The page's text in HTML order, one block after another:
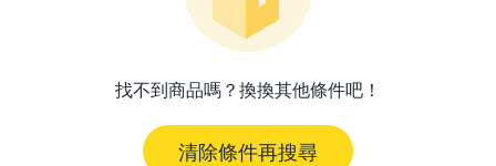
找不到商品嗎？換換其他條件吧！
清除條件再搜尋